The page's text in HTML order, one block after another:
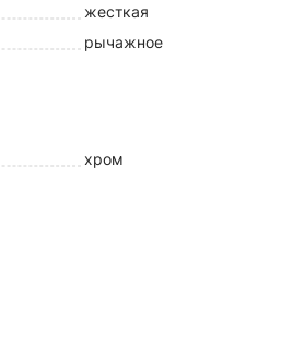
жесткая
рычажное
хром